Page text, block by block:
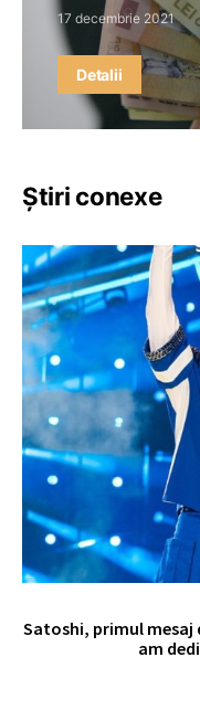
17 decembrie 2021
Detalii
Știri conexe
Satoshi, primul mesaj
am